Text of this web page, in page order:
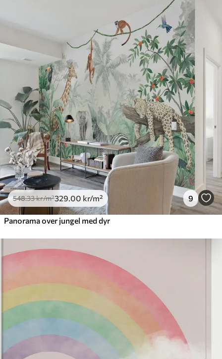
548.33kr/m²329 .00 kr/m² 9
Panorama over jungel med dyr